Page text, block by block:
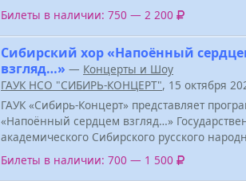
Билеты в наличии: 750 — 2 200
Сибирский хор «Напоённый
взгляд…» — Концерты и Шоу
ГАУК НСО "СИБИРЬ-КОНЦЕРТ", 15 октября
ГАУК «Сибирь-Концерт» представляет
«Напоённый сердцем взгляд…»
академического Сибирского русского
Билеты в наличии: 700 — 1 500